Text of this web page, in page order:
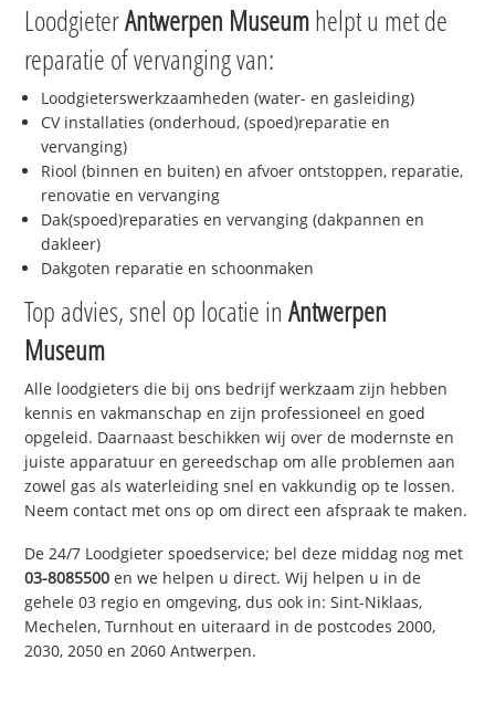
LoodgieterAntwerpen Museumhelpt u met de
reparatie of vervanging van:
Loodgieterswerkzaamheden (water- en gasleiding)
CV installaties (onderhoud, (spoed)reparatie en
vervanging)
Riool (binnen en buiten) en afvoer ontstoppen, reparatie,
renovatie en vervanging
Dak(spoed)reparaties en vervanging (dakpannen en
dakleer)
Dakgoten reparatie en schoonmaken
Top advies, snel op locatie inAntwerpen
Museum
Alle loodgieters die bij ons bedrijf werkzaam zijn hebben
kennis en vakmanschap en zijn professioneel en goed
opgeleid. Daarnaast beschikken wij over de modernste en
juiste apparatuur en gereedschap om alle problemen aan
zowel gas als waterleiding snel en vakkundig op te lossen.
Neem contact met ons op om direct een afspraak te maken.
De 24/7 Loodgieter spoedservice; bel deze middag nog met
03-8085500 en we helpen u direct. Wij helpen u in de
gehele 03 regio en omgeving, dus ook in: Sint-Niklaas,
Mechelen, Turnhout en uiteraard in de postcodes 2000,
2030, 2050 en 2060 Antwerpen.